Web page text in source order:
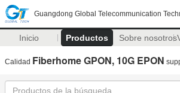
Guangdong Global Telecommunication
Inicio Productos Sobre nosotros
Calidad Fiberhome GPON, 10G EPON